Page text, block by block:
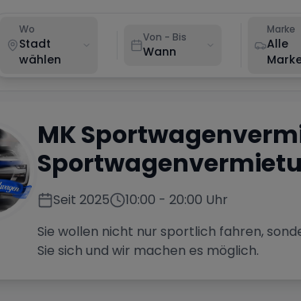
Wo
Stadt
wählen
Von - Bis
Wann
Marke
Alle
MK
Seit 2025 10:00 - 20:00 Uhr
Sie wollen nicht nur sportlich fahren,
Sie sich und wir machen es möglich.